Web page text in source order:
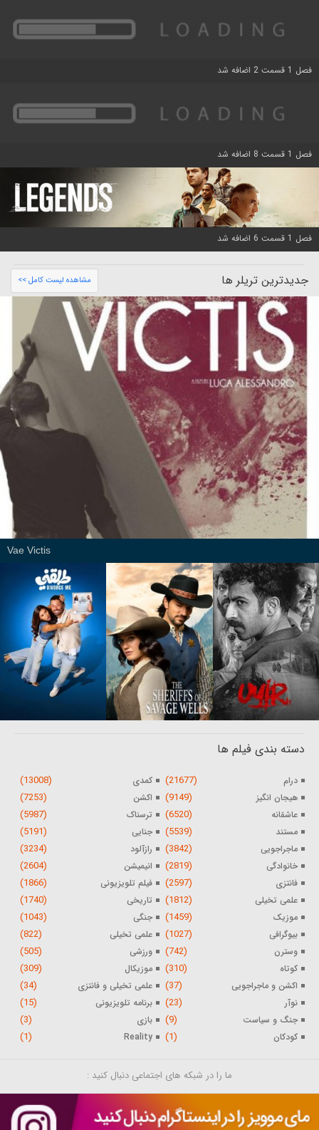
فصل 1 قسمت 2 اضافه شد
فصل 1 قسمت 8 اضافه شد
فصل 1 قسمت 6 اضافه شد
جدیدترین تریلر ها مشاهده لیست کامل >>
Vae Victis
دسته بندی فیلم ها
درام (21677) کمدی (13008)
هیجان انگیز (9149) اکشن (7253)
عاشقانه (6520) ترسناک (5987)
مستند (5539) جنایی (5191)
ماجراجویی (3842) رازآلود (3234)
خانوادگی (2819) انیمیشن (2604)
فانتزی (2597) فیلم تلویزیونی (1866)
علمی تخیلی (1812) تاریخی (1740)
موزیک (1459) جنگی (1043)
بیوگرافی (1027) علمی تخیلی (822)
وسترن (742) ورزشی (505)
کوتاه (310) موزیکال (309)
اکشن و ماجراجویی (37) علمی تخیلی و فانتزی (34)
نوآر (23) برنامه تلویزیونی (15)
جنگ و سیاست (9) بازی (3)
کودکان (1)
Reality
(1)
ما را در شبکه های اجتماعی دنبال کنید :